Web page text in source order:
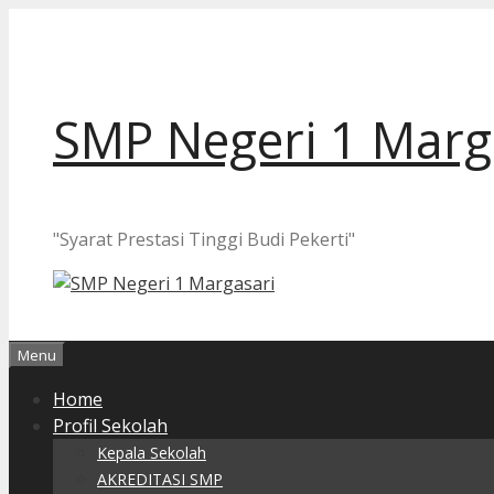
SMP Negeri 1
"Syarat Prestasi Tinggi Budi Pekerti"
Menu
Home
Profil Sekolah
Kepala Sekolah
AKREDITASI SMP